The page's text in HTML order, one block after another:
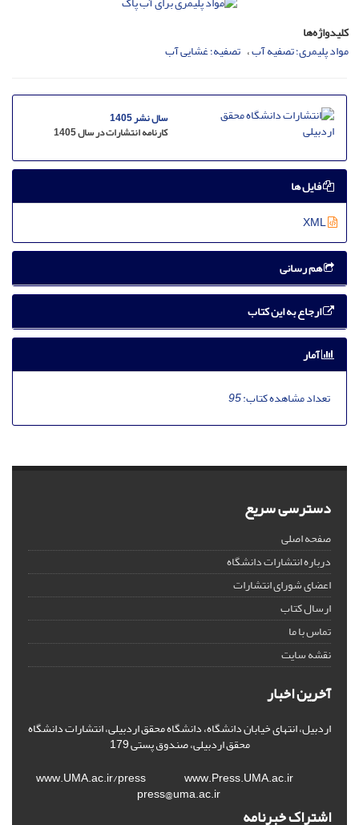
کلیدواژه‌ها
مواد پلیمری؛ تصفیه آب تصفیه؛ غشایی آب
سال نشر 1405
کارنامه انتشارات در سال 1405
فایل ها
هم رسانی
ارجاع به این کتاب
آمار
تعداد مشاهده کتاب:95
دسترسی سریع
صفحه اصلی
درباره انتشارات دانشگاه
اعضای شورای انتشارات
ارسال کتاب
تماس با ما
نقشه سایت
آخرین اخبار
اردبیل، انتهای خیابان دانشگاه، دانشگاه محقق اردبیلی، انتشارات دانشگاه
محقق اردبیلی، صندوق پستی 179
www.UMA.ac.ir/press www.Press.UMA.ac.ir
press@uma.ac.ir
اشتراک خبرنامه